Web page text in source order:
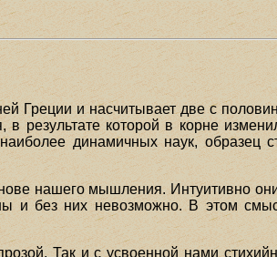
Греции и насчитывает две с
результате которой в корне
динамичных наук, образец
нашего мышления. Интуитивно
и без них невозможно. В этом
Так и с усвоенной нами